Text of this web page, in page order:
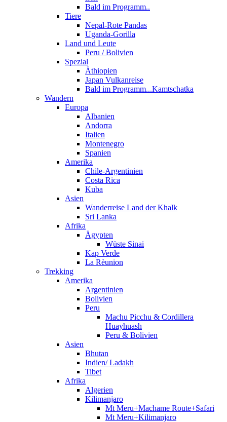
Bald im Programm..
Tiere
Nepal-Rote Pandas
Uganda-Gorilla
Land und Leute
Peru / Bolivien
Spezial
Äthiopien
Japan Vulkanreise
Bald im Programm...Kamtschatka
Wandern
Europa
Albanien
Andorra
Italien
Montenegro
Spanien
Amerika
Chile-Argentinien
Costa Rica
Kuba
Asien
Wanderreise Land der Khalk
Sri Lanka
Afrika
Ägypten
Wüste Sinai
Kap Verde
La Rèunion
Trekking
Amerika
Argentinien
Bolivien
Peru
Machu Picchu & Cordillera
Huayhuash
Peru & Bolivien
Asien
Bhutan
Indien/ Ladakh
Tibet
Afrika
Algerien
Kilimanjaro
Mt Meru+Machame Route+Safari
Mt Meru+Kilimanjaro